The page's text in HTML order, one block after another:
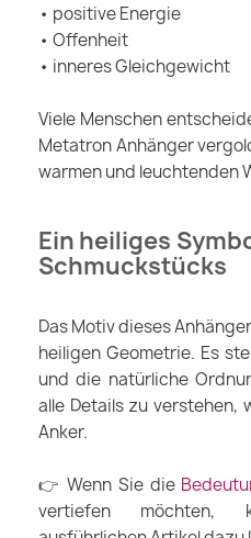
• positive Energie
• Offenheit
• inneres Gleichgewicht
Viele Menschen
Metatron Anhänger
warmen und leuchtenden
Ein heiliges
Schmuckstücks
Das Motiv dieses
heiligen Geometrie. Es
und die natürliche
alle Details zu verstehen,
Anker.
👉 Wenn Sie die
vertiefen möchten,